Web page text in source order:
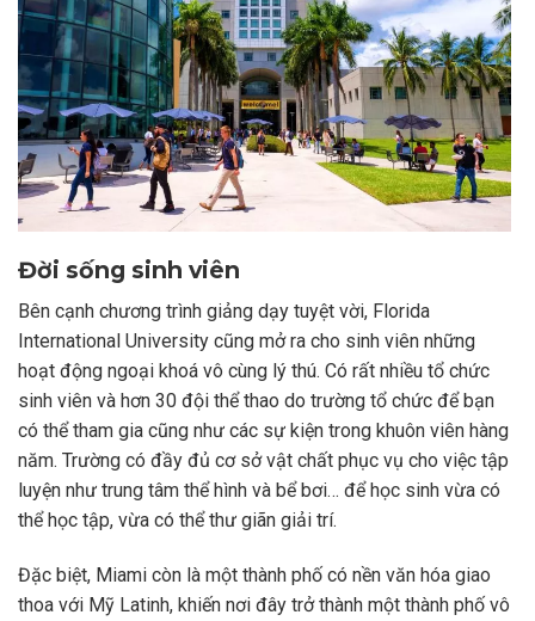
Đời sống sinh viên
Bên cạnh chương trình giảng dạy tuyệt vời, Florida
International University cũng mở ra cho sinh viên những
hoạt động ngoại khoá vô cùng lý thú. Có rất nhiều tổ chức
sinh viên và hơn 30 đội thể thao do trường tổ chức để bạn
có thể tham gia cũng như các sự kiện trong khuôn viên hàng
năm. Trường có đầy đủ cơ sở vật chất phục vụ cho việc tập
luyện như trung tâm thể hình và bể bơi… để học sinh vừa có
thể học tập, vừa có thể thư giãn giải trí.
Đặc biệt, Miami còn là một thành phố có nền văn hóa giao
thoa với Mỹ Latinh, khiến nơi đây trở thành một thành phố vô